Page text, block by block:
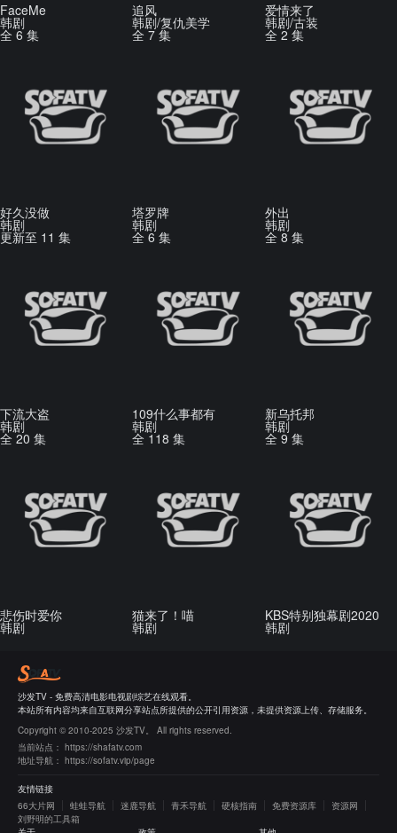
FaceMe
韩剧
追风
韩剧/复仇美学
爱情来了
韩剧/古装
全 6 集
好久没做
韩剧
全 7 集
塔罗牌
韩剧
全 2 集
外出
韩剧
更新至 11 集
下流大盗
韩剧
全 6 集
109什么事都有
韩剧
全 8 集
新乌托邦
韩剧
全 20 集
悲伤时爱你
韩剧
全 118 集
猫来了！喵
韩剧
全 9 集
KBS特别独幕剧2020
韩剧
沙发TV - 免费高清电影电视剧综艺在线观看。
本站所有内容均来自互联网分享站点所提供的公开引用资源，未提供资源上传、存储服务。
Copyright © 2010-2025 沙发TV。 All rights reserved.
当前站点： https://shafatv.com
地址导航： https://sofatv.vip/page
友情链接
66大片网
蛙蛙导航 迷鹿导航 青禾导航 硬核指南 免费资源库
资源网
刘野明的工具箱